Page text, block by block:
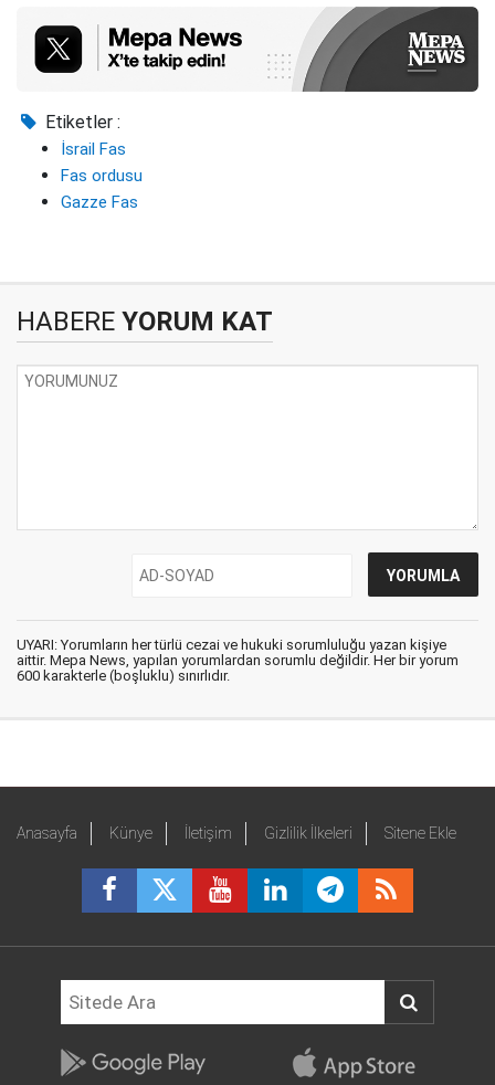
Etiketler :
İsrail Fas
Fas ordusu
Gazze Fas
HABERE YORUM KAT
UYARI: Yorumların her türlü cezai ve hukuki sorumluluğu yazan kişiye
aittir. Mepa News, yapılan yorumlardan sorumlu değildir. Her bir yorum
600 karakterle (boşluklu) sınırlıdır.
Anasayfa Künye İletişim Gizlilik İlkeleri Sitene Ekle